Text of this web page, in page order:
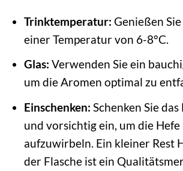
Trinktemperatur: Genießen
einer Temperatur von 6-8°C.
Glas: Verwenden Sie ein
um die Aromen optimal zu
Einschenken: Schenken Sie
und vorsichtig ein, um die
aufzuwirbeln. Ein kleiner Rest
der Flasche ist ein